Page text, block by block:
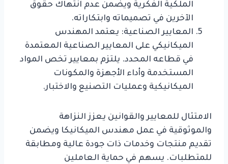
الملكية الفكرية ويضمن عدم انتهاك حقوق
الآخرين في تصميماته وابتكاراته.
المعايير الصناعية: يعتمد المهندس
الميكانيكي على المعايير الصناعية المعتمدة
في قطاعه المحدد. يلتزم بمعايير تخص المواد
المستخدمة وأداء الأجهزة والمكونات
الميكانيكية وعمليات التصنيع والاختبار.
الامتثال للمعايير والقوانين يعزز النزاهة
والموثوقية في عمل مهندس الميكانيكا ويضمن
تقديم منتجات وخدمات ذات جودة عالية ومطابقة
للمتطلبات. يسهم في حماية العاملين